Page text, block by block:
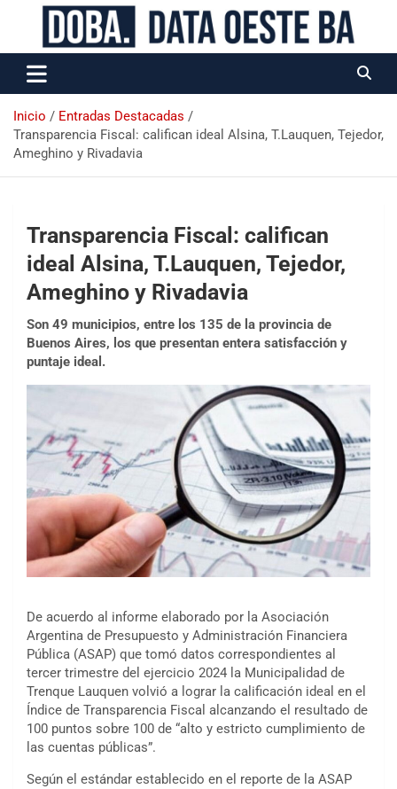
Data Oeste BA
Inicio
Entradas Destacadas
Transparencia Fiscal: califican ideal Alsina, T.Lauquen, Tejedor,
Ameghino y Rivadavia
Transparencia Fiscal: califican
ideal Alsina, T.Lauquen, Tejedor,
Ameghino y Rivadavia
Son 49 municipios, entre los 135 de la provincia de
Buenos Aires, los que presentan entera satisfacción y
puntaje ideal.
De acuerdo al informe elaborado por la Asociación
Argentina de Presupuesto y Administración Financiera
Pública (ASAP) que tomó datos correspondientes al
tercer trimestre del ejercicio 2024 la Municipalidad de
Trenque Lauquen volvió a lograr la calificación ideal en el
Índice de Transparencia Fiscal alcanzando el resultado de
100 puntos sobre 100 de “alto y estricto cumplimiento de
las cuentas públicas”.
Según el estándar establecido en el reporte de la ASAP